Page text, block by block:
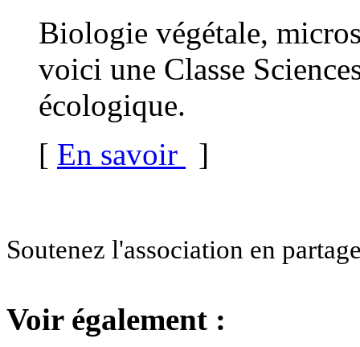
Biologie végétale,
voici une Classe
écologique.
[ En savoir ]
Soutenez l'association en
Voir également :